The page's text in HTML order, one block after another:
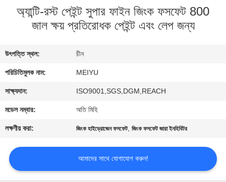
কারখানা
পরিদর্শন
গুণমান
নিয়ন্ত্রণ
আমাদের
সাথে
একটি
অ্যান্টি-রস্ট পেইন্ট সুপার ফাইন জিংক ফসফেট 800
জাল ক্ষয় প্রতিরোধক পেইন্ট এবং লেপ জন্য
উৎপত্তি স্থল: চীন
পরিচিতিমুলক নাম: MEIYU
সাক্ষ্যদান: ISO9001,SGS,DGM,REACH
মডেল নম্বার: অতি মিহি
লক্ষণীয় করা: জিংক হাইড্রোজেন ফসফেট,জিংক ফসফেট জারা ইনহিবিটর
আমাদের সাথে যোগাযোগ করুন!